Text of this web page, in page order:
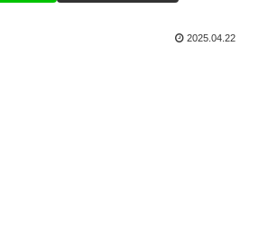
2025.04.22